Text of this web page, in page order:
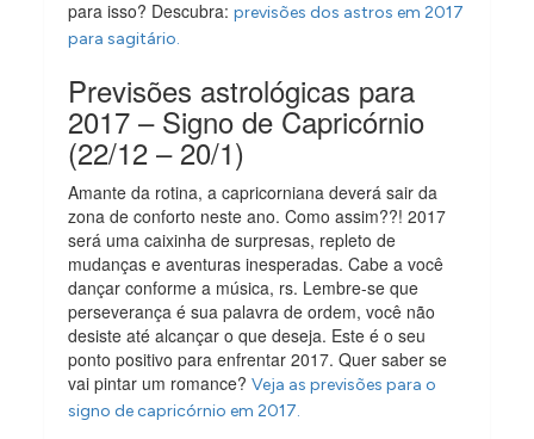
para isso? Descubra:previsões dos astros em 2017
para sagitário.
Previsões astrológicas para
2017 – Signo de Capricórnio
(22/12 – 20/1)
Amante da rotina, a capricorniana deverá sair da
zona de conforto neste ano. Como assim??! 2017
será uma caixinha de surpresas, repleto de
mudanças e aventuras inesperadas. Cabe a você
dançar conforme a música, rs. Lembre-se que
perseverança é sua palavra de ordem, você não
desiste até alcançar o que deseja. Este é o seu
ponto positivo para enfrentar 2017. Quer saber se
vai pintar um romance?Veja as previsões para o
signo de capricórnio em 2017.